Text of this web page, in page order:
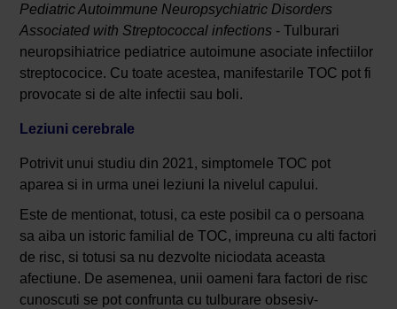
Pediatric Autoimmune Neuropsychiatric Disorders
Associated with Streptococcal infections- Tulburari
neuropsihiatrice pediatrice autoimune asociate infectiilor
streptococice. Cu toate acestea, manifestarile TOC pot fi
provocate si de alte infectii sau boli.
Leziuni cerebrale
Potrivit unui studiu din 2021, simptomele TOC pot
aparea si in urma unei leziuni la nivelul capului.
Este de mentionat, totusi, ca este posibil ca o persoana
sa aiba un istoric familial de TOC, impreuna cu alti factori
de risc, si totusi sa nu dezvolte niciodata aceasta
afectiune. De asemenea, unii oameni fara factori de risc
cunoscuti se pot confrunta cu tulburare obsesiv-